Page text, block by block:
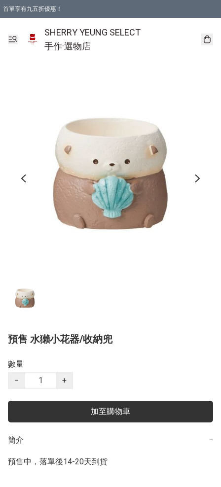
首單享有九五折優惠！
SHERRY YEUNG SELECT
手作·選物店
預售 水獺小花器/收納兜
數量
−
+
加至購物車
簡介 −
預售中，落單後14-20天到貨